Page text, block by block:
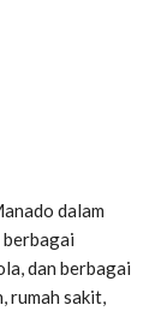
dalam
dan berbagai
rumah sakit,